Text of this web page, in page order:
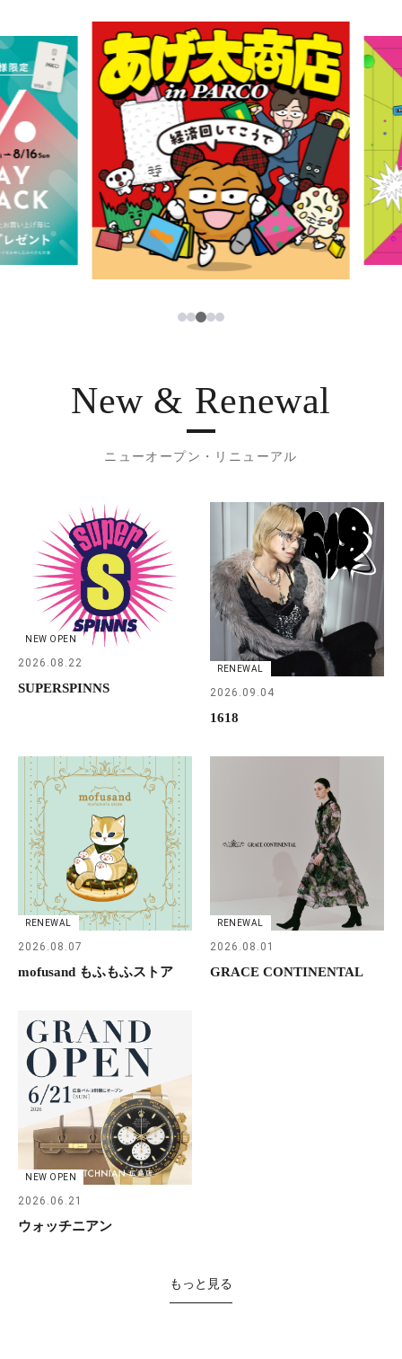
ニュース
レストラン・カフェ
TAX FREE
PARCOメンバーズ
JP
한국어
ภาษาไทย
日本語
1234
New & Renewal
ニューオープン・リニューアル
NEW OPEN
2026.08.22
SUPERSPINNS
RENEWAL
2026.09.04
1618
RENEWAL
2026.08.07
mofusand もふもふストア
RENEWAL
2026.08.01
GRACE CONTINENTAL
NEW OPEN
2026.06.21
ウォッチニアン
もっと見る